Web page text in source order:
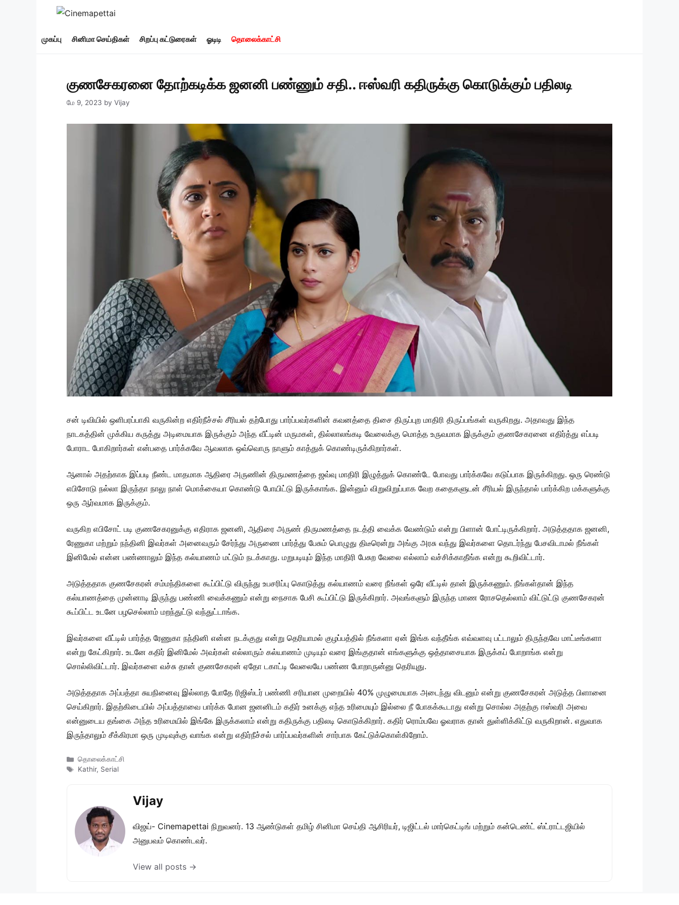
முகப்பு சினிமா செய்திகள் சிறப்பு கட்டுரைகள் ஓடிடி தொலைக்காட்சி
குணசேகரனை தோற்கடிக்க ஜனனி பண்ணும் சதி.. ஈஸ்வரி கதிருக்கு கொடுக்கும் பதிலடி
மே 9, 2023 by Vijay
சன் டிவியில் ஒளிபரப்பாகி வருகின்ற எதிர்நீச்சல் சீரியல் தற்போது பார்ப்பவர்களின் கவனத்தை திசை திருப்புற மாதிரி திருப்பங்கள் வருகிறது. அதாவது இந்த
நாடகத்தின் முக்கிய கருத்து அடிமையாக இருக்கும் அந்த வீட்டின் மருமகள், தில்லாலங்கடி வேலைக்கு மொத்த உருவமாக இருக்கும் குணசேகரனை எதிர்த்து எப்படி
போராட போகிறார்கள் என்பதை பார்க்கவே ஆவலாக ஒவ்வொரு நாளும் காத்துக் கொண்டிருக்கிறார்கள்.
ஆனால் அதற்காக இப்படி நீண்ட மாதமாக ஆதிரை அருணின் திருமணத்தை ஜவ்வு மாதிரி இழுத்துக் கொண்டே போவது பார்க்கவே கடுப்பாக இருக்கிறது. ஒரு ரெண்டு
எபிசோடு நல்லா இருந்தா நாலு நாள் மொக்கையா கொண்டு போயிட்டு இருக்காங்க. இன்னும் விறுவிறுப்பாக வேற கதைகளுடன் சீரியல் இருந்தால் பார்க்கிற மக்களுக்கு
ஒரு ஆர்வமாக இருக்கும்.
வருகிற எபிசோட் படி குணசேகரனுக்கு எதிராக ஜனனி, ஆதிரை அருண் திருமணத்தை நடத்தி வைக்க வேண்டும் என்று பிளான் போட்டிருக்கிறார். அடுத்ததாக ஜனனி,
ரேணுகா மற்றும் நந்தினி இவர்கள் அனைவரும் சேர்ந்து அருணை பார்த்து பேசும் பொழுது திடீரென்று அங்கு அரசு வந்து இவர்களை தொடர்ந்து பேசவிடாமல் நீங்கள்
இனிமேல் என்ன பண்ணாலும் இந்த கல்யாணம் மட்டும் நடக்காது. மறுபடியும் இந்த மாதிரி பேசுற வேலை எல்லாம் வச்சிக்காதீங்க என்று கூறிவிட்டார்.
அடுத்ததாக குணசேகரன் சம்மந்திகளை கூப்பிட்டு விருந்து உபசரிப்பு கொடுத்து கல்யாணம் வரை நீங்கள் ஒரே வீட்டில் தான் இருக்கணும். நீங்கள்தான் இந்த
கல்யாணத்தை முன்னாடி இருந்து பண்ணி வைக்கணும் என்று நைசாக பேசி கூப்பிட்டு இருக்கிறார். அவங்களும் இருந்த மாண ரோசதெல்லாம் விட்டுட்டு குணசேகரன்
கூப்பிட்ட உடனே பழசெல்லாம் மறந்துட்டு வந்துட்டாங்க.
இவர்களை வீட்டில் பார்த்த ரேணுகா நந்தினி என்ன நடக்குது என்று தெரியாமல் குழப்பத்தில் நீங்களா ஏன் இங்க வந்தீங்க எவ்வளவு பட்டாலும் திருந்தவே மாட்டீங்களா
என்று கேட்கிறார். உடனே கதிர் இனிமேல் அவர்கள் எல்லாரும் கல்யாணம் முடியும் வரை இங்குதான் எங்களுக்கு ஒத்தாசையாக இருக்கப் போறாங்க என்று
சொல்லிவிட்டார். இவர்களை வச்சு தான் குணசேகரன் ஏதோ டகாட்டி வேலையே பண்ண போறாருன்னு தெரியுது.
அடுத்ததாக அப்பத்தா சுயநினைவு இல்லாத போதே ரிஜிஸ்டர் பண்ணி சரியான முறையில் 40% முழுமையாக அடைந்து விடனும் என்று குணசேகரன் அடுத்த பிளானை
செய்கிறார். இதற்கிடையில் அப்பத்தாவை பார்க்க போன ஜனனிடம் கதிர் உனக்கு எந்த உரிமையும் இல்லை நீ போகக்கூடாது என்று சொல்ல அதற்கு ஈஸ்வரி அவை
என்னுடைய தங்கை அந்த உரிமையில் இங்கே இருக்கலாம் என்று கதிருக்கு பதிலடி கொடுக்கிறார். கதிர் ரொம்பவே ஓவராக தான் துள்ளிக்கிட்டு வருகிறான். எதுவாக
இருந்தாலும் சீக்கிரமா ஒரு முடிவுக்கு வாங்க என்று எதிர்நீச்சல் பார்ப்பவர்களின் சார்பாக கேட்டுக்கொள்கிறோம்.
Categories
தொலைக்காட்சி
Tags
Kathir, Serial
Vijay
விஜய்- Cinemapettai நிறுவனர். 13 ஆண்டுகள் தமிழ் சினிமா செய்தி ஆசிரியர், டிஜிட்டல் மார்கெட்டிங் மற்றும் கன்டெண்ட் ஸ்ட்ராட்டஜியில்
அனுபவம் கொண்டவர்.
View all posts →